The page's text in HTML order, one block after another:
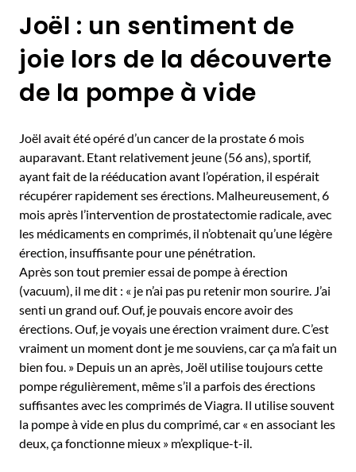
Joël : un sentiment de
joie lors de la découverte
de la pompe à vide
Joël avait été opéré d’un cancer de la prostate 6 mois
auparavant. Etant relativement jeune (56 ans), sportif,
ayant fait de la rééducation avant l’opération, il espérait
récupérer rapidement ses érections. Malheureusement, 6
mois après l’intervention de prostatectomie radicale, avec
les médicaments en comprimés, il n’obtenait qu’une légère
érection, insuffisante pour une pénétration.
Après son tout premier essai de pompe à érection
(vacuum), il me dit : « je n’ai pas pu retenir mon sourire. J’ai
senti un grand ouf. Ouf, je pouvais encore avoir des
érections. Ouf, je voyais une érection vraiment dure. C’est
vraiment un moment dont je me souviens, car ça m’a fait un
bien fou. » Depuis un an après, Joël utilise toujours cette
pompe régulièrement, même s’il a parfois des érections
suffisantes avec les comprimés de Viagra. Il utilise souvent
la pompe à vide en plus du comprimé, car « en associant les
deux, ça fonctionne mieux » m’explique-t-il.